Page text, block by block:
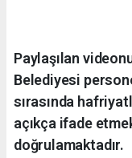
Paylaşılan
Belediyesi
sırasında
açıkça ifade
doğrulamaktadır.